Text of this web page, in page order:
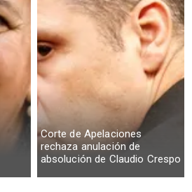
Corte de Apelaciones
rechaza anulación de
absolución de Claudio Crespo